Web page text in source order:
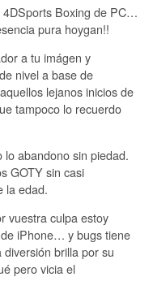
Boxing de PC…
pura hoygan!!
a tu imágen y
nivel a base de
lejanos inicios de
tampoco lo recuerdo
abandono sin piedad.
GOTY sin casi
la edad.
vuestra culpa estoy
iPhone… y bugs tiene
brilla por su
pero vicia el